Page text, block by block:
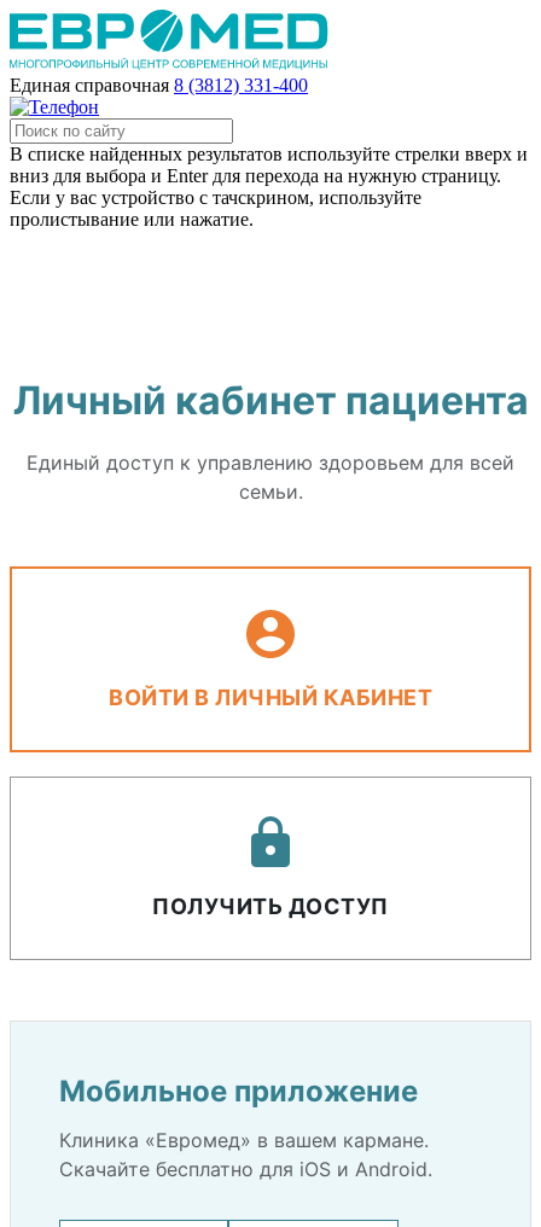
Единая справочная 8 (3812) 331-400
В списке найденных результатов используйте стрелки вверх и
вниз для выбора и Enter для перехода на нужную страницу.
Если у вас устройство с тачскрином, используйте
пролистывание или нажатие.
Личный кабинет пациента
Единый доступ к управлению здоровьем для всей
семьи.
ВОЙТИ В ЛИЧНЫЙ КАБИНЕТ
ПОЛУЧИТЬ ДОСТУП
Мобильное приложение
Клиника «Евромед» в вашем кармане.
Скачайте бесплатно для iOS и Android.